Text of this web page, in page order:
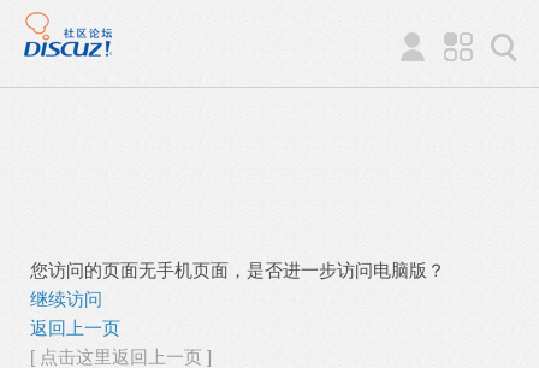
您访问的页面无手机页面，是否进一步访问电脑版？
继续访问
返回上一页
[ 点击这里返回上一页 ]